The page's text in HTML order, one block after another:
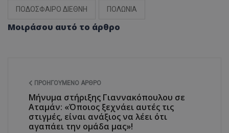
ΠΟΔΟΣΦΑΙΡΟ ΔΙΕΘΝΗ ΠΟΛΩΝΙΑ
Μοιράσου αυτό το άρθρο
ΠΡΟΗΓΟΎΜΕΝΟ ΆΡΘΡΟ
Μήνυμα στήριξης Γιαννακόπουλου σε
Αταμάν: «Όποιος ξεχνάει αυτές τις
στιγμές, είναι ανάξιος να λέει ότι
αγαπάει την ομάδα μας»!